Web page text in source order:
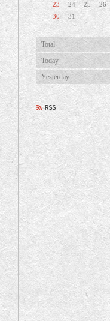
23
24 25 26
30
31
Total
:
Today
:
Yesterday
: